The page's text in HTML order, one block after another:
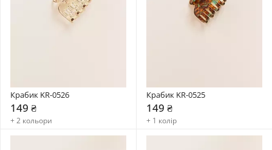
Крабик KR-0526
149 ₴
+ 2 кольори
Крабик KR-0525
149 ₴
+ 1 колір